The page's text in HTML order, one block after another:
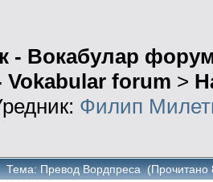
- Вокабулар
Vokabular forum >
Филип
Тема: Превод Вордпреса (Прочитано